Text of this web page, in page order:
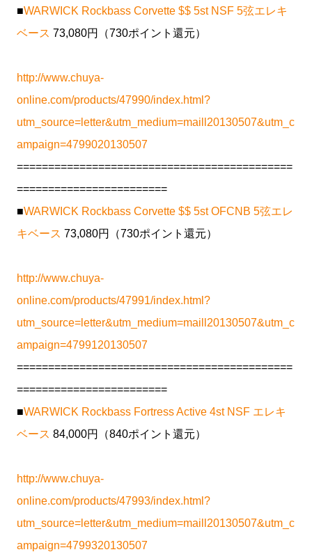
■WARWICK Rockbass Corvette $$ 5st NSF 5弦エレキ
ベース 73,080円（730ポイント還元）
http://www.chuya-
online.com/products/47990/index.html?
utm_source=letter&utm_medium=maill20130507&utm_c
ampaign=4799020130507
============================================
========================
■WARWICK Rockbass Corvette $$ 5st OFCNB 5弦エレ
キベース 73,080円（730ポイント還元）
http://www.chuya-
online.com/products/47991/index.html?
utm_source=letter&utm_medium=maill20130507&utm_c
ampaign=4799120130507
============================================
========================
■WARWICK Rockbass Fortress Active 4st NSF エレキ
ベース 84,000円（840ポイント還元）
http://www.chuya-
online.com/products/47993/index.html?
utm_source=letter&utm_medium=maill20130507&utm_c
ampaign=4799320130507